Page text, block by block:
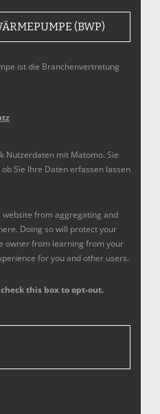
(BWP)
ist die Branchenvertretung
Nutzerdaten mit Matomo. Sie
Sie Ihre Daten erfassen lassen
from aggregating and
Doing so will protect your
owner from learning from your
for you and other users.
this box to opt-out.